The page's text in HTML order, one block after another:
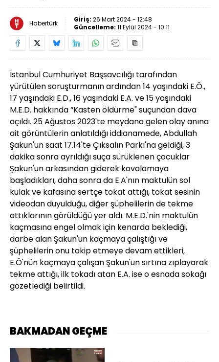
Habertürk Giriş: 26 Mart 2024 - 12:48
Güncelleme: 11 Eylül 2024 - 10:11
İstanbul Cumhuriyet Başsavcılığı tarafından
yürütülen soruşturmanın ardından 14 yaşındaki E.Ö.,
17 yaşındaki E.D., 16 yaşındaki E.A. ve 15 yaşındaki
M.E.D. hakkında “Kasten öldürme" suçundan dava
açıldı. 25 Ağustos 2023'te meydana gelen olay anına
ait görüntülerin anlatıldığı iddianamede, Abdullah
Şakun'un saat 17.14'te Çıksalın Parkı'na geldiği, 3
dakika sonra ayrıldığı suça sürüklenen çocuklar
Şakun'un arkasından giderek kovalamaya
başladıkları, daha sonra da E.A'nın maktulün sol
kulak ve kafasına sertçe tokat attığı, tokat sesinin
videodan duyulduğu, diğer şüphelilerin de tekme
attıklarının görüldüğü yer aldı. M.E.D.'nin maktulün
kaçmasına engel olmak için kenarda beklediği,
darbe alan Şakun'un kaçmaya çalıştığı ve
şüphelilerin onu takip etmeye devam ettikleri,
E.Ö'nün kaçmaya çalışan Şakun'un sırtına zıplayarak
tekme attığı, ilk tokadı atan E.A. ise o esnada sokağı
gözetlediği belirtildi.
BAKMADAN GEÇME